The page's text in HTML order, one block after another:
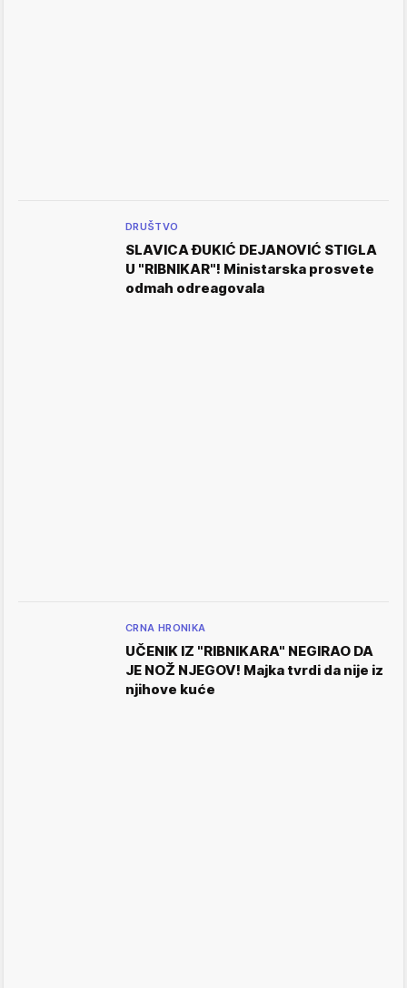
DRUŠTVO
SLAVICA ĐUKIĆ DEJANOVIĆ STIGLA
U "RIBNIKAR"! Ministarska prosvete
odmah odreagovala
CRNA HRONIKA
UČENIK IZ "RIBNIKARA" NEGIRAO DA
JE NOŽ NJEGOV! Majka tvrdi da nije iz
njihove kuće